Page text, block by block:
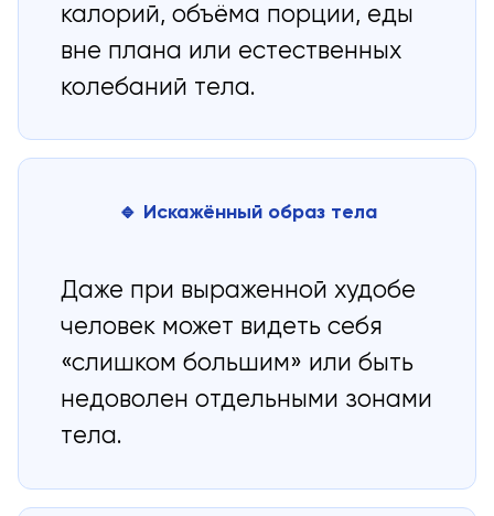
калорий, объёма порции, еды
вне плана или естественных
колебаний тела.
🔹 Искажённый образ тела
Даже при выраженной худобе
человек может видеть себя
«слишком большим» или быть
недоволен отдельными зонами
тела.